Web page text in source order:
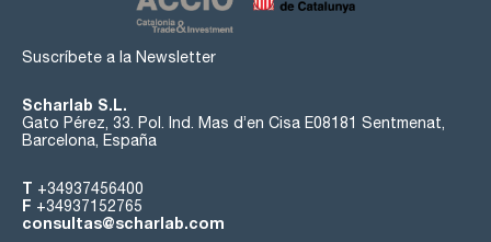
Suscríbete a la Newsletter
Scharlab S.L.
Gato Pérez, 33. Pol. Ind. Mas d’en Cisa E08181 Sentmenat,
Barcelona, España
T +34937456400
F +34937152765
consultas@scharlab.com